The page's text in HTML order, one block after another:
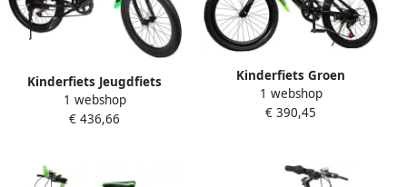
Kinderfiets Jeugdfiets
Mountainbike Buiten
Spelen 7 Versnellingen 20
1 webshop
€ 436,66
Kinderfiets Groen
Mountainbike Kinderen
Buiten Plezier 7
Groen
1 webshop
€ 390,45